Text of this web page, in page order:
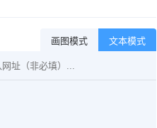
画图模式 文本模式